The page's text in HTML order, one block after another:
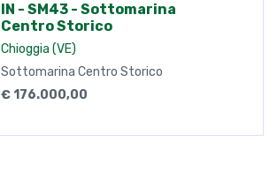
IN - SM43 - Sottomarina
Centro Storico
Chioggia (VE)
Sottomarina Centro Storico
€ 176.000,00